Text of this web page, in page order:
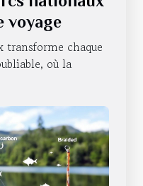
voyage
transforme chaque
où la